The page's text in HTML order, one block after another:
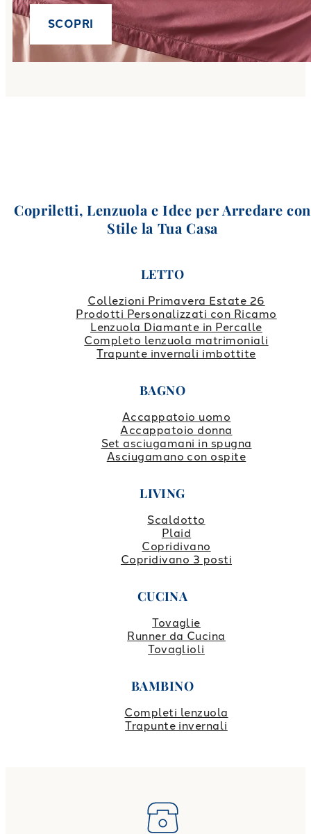
SCOPRI
Copriletti, Lenzuola e Idee per Arredare con
Stile la Tua Casa
LETTO
Collezioni Primavera Estate 26
Prodotti Personalizzati con Ricamo
Lenzuola Diamante in Percalle
Completo lenzuola matrimoniali
Trapunte invernali imbottite
BAGNO
Accappatoio uomo
Accappatoio donna
Set asciugamani in spugna
Asciugamano con ospite
LIVING
Scaldotto
Plaid
Copridivano
Copridivano 3 posti
CUCINA
Tovaglie
Runner da Cucina
Tovaglioli
BAMBINO
Completi lenzuola
Trapunte invernali